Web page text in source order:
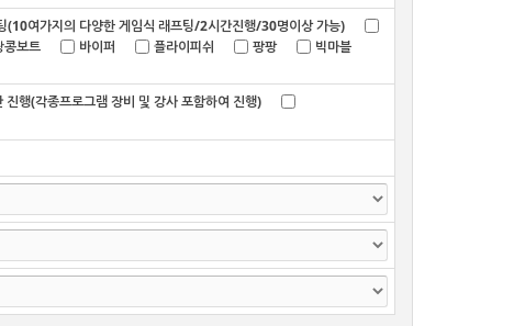
(10여가지의 다양한 게임식 래프팅/2시간진행/30명이상 가능)
콩보트 바이퍼 플라이피쉬 팡팡
빅마블
행(각종프로그램 장비 및 강사 포함하여 진행)